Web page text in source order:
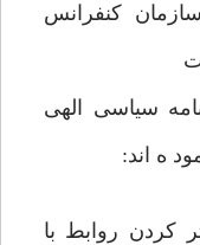
کنفرانس
سیاسی الهی
ه اند:
کردن روابط با